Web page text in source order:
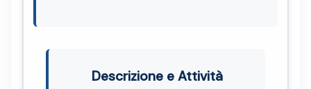
Descrizione e Attività